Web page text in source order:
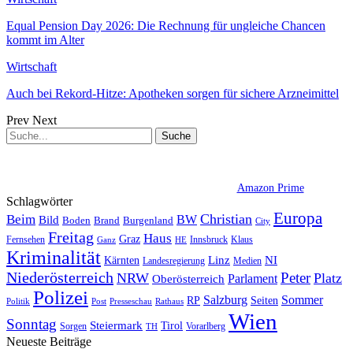
Equal Pension Day 2026: Die Rechnung für ungleiche Chancen
kommt im Alter
Wirtschaft
Auch bei Rekord-Hitze: Apotheken sorgen für sichere Arzneimittel
Prev Next
Amazon Prime
Schlagwörter
Beim Bild Boden Brand Burgenland BW Christian City Europa
Fernsehen Freitag Ganz Graz Haus HE Innsbruck Klaus
Kriminalität Kärnten Landesregierung Linz Medien NI
Niederösterreich NRW Oberösterreich Parlament Peter Platz
Politik Polizei Post Presseschau Rathaus RP Salzburg Seiten Sommer
Sonntag Sorgen Steiermark TH Tirol Vorarlberg Wien
Neueste Beiträge